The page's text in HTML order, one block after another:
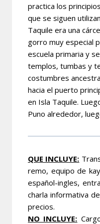
practica los
que se siguen
Taquile era una
gorro muy especial
escuela primaria y
templos, tumbas y
costumbres
hacia el puerto
en Isla Taquile.
Puno alrededor,
QUE INCLUYE:
remo, equipo de
español-ingles,
charla informativa
precios.
NO INCLUYE: